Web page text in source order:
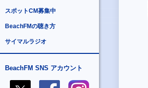
スポットCM募集中
BeachFMの聴き方
サイマルラジオ
BeachFM SNS アカウント